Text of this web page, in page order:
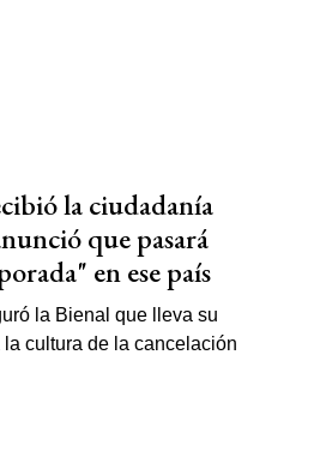
la ciudadanía
que pasará
en ese país